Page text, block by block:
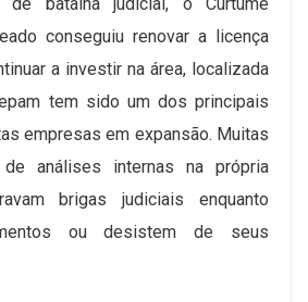
conseguiu renovar a licença
a investir na área, localizada
tem sido um dos principais
empresas em expansão. Muitas
de análises internas na própria
brigas judiciais enquanto
ou desistem de seus